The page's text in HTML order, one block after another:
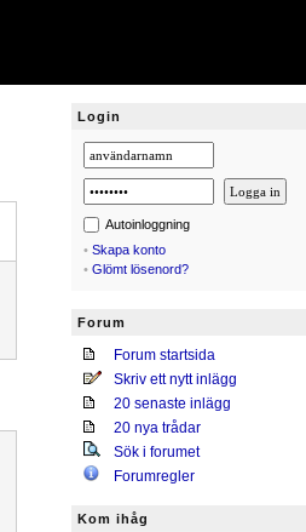
Login
Autoinloggning
• Skapa konto
• Glömt lösenord?
Forum
Forum startsida
Skriv ett nytt inlägg
20 senaste inlägg
20 nya trådar
Sök i forumet
Forumregler
Kom ihåg